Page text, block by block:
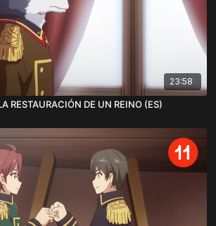
23:58
RESTAURACIÓN DE UN REINO (ES)